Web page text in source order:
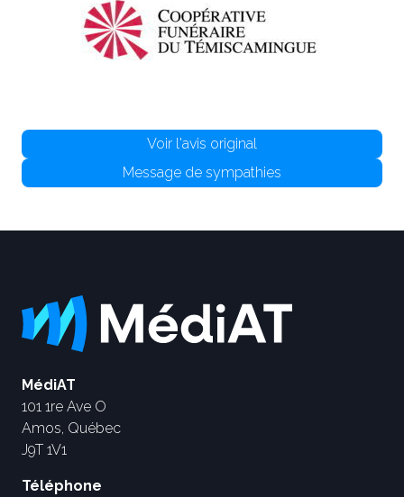
Voir l'avis original
Message de sympathies
MédiAT
101 1re Ave O
Amos, Québec
J9T 1V1
Téléphone